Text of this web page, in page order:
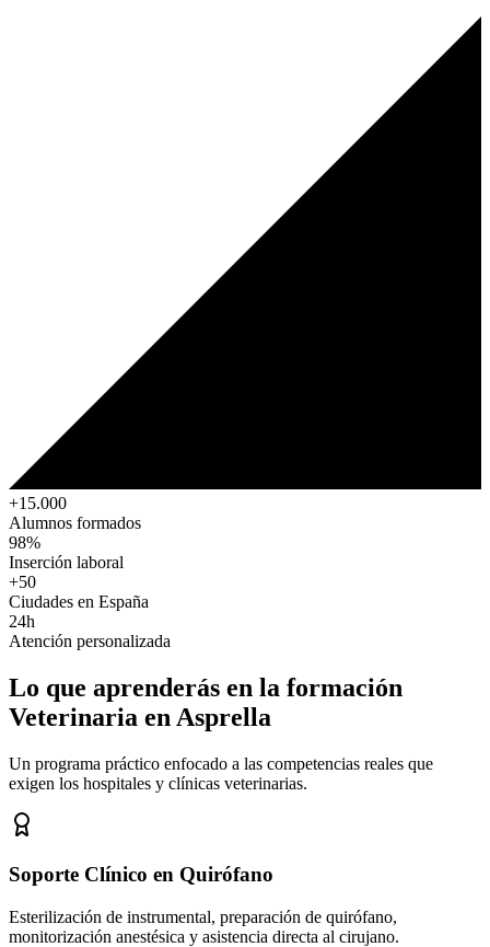
+15.000
Alumnos formados
98%
Inserción laboral
+50
Ciudades en España
24h
Atención personalizada
Lo que aprenderás en la formación
Veterinaria en Asprella
Un programa práctico enfocado a las competencias reales que
exigen los hospitales y clínicas veterinarias.
Soporte Clínico en Quirófano
Esterilización de instrumental, preparación de quirófano,
monitorización anestésica y asistencia directa al cirujano.